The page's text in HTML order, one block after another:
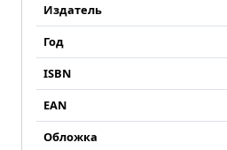
Издатель
Год
ISBN
EAN
Обложка